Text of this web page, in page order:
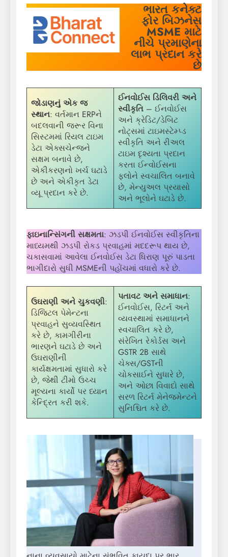
ભારત કનેક્ટ
ફોર બિઝનેસ
MSME માટે
નીચે પ્રમાણેના
લાભ પ્રદાન કરે
છે
જોડાણનું એક જ
સ્થાન: વર્તમાન ERPને
બદલવાની જરૂર વિના
સિસ્ટમમાં રિયલ ટાઇમ
ડેટા એક્સચેન્જને
સક્ષમ બનાવે છે,
એકીકરણનો ખર્ચ ઘટાડે
છે અને એકીકૃત ડેટા
વ્યૂ પ્રદાન કરે છે.
ઈનવોઈસ ડિલિવરી અને
સ્વીકૃતિ – ઈનવોઈસ
અને ક્રેડિટ/ડેબિટ
નોટ્સમાં ટાઇમસ્ટેમ્પ્ડ
સ્વીકૃતિ અને રીઅલ
ટાઇમ દૃશ્યતા પ્રદાન
કરતા ઈન્વોઈસના
ફ્લોને સ્વચાલિત બનાવે
છે, મેન્યુઅલ પ્રયાસો
અને ભૂલોને ઘટાડે છે.
ફાઇનાન્સિંગની સક્ષમતા: ઝડપી ઈનવોઈસ સ્વીકૃતિના
માધ્યમથી ઝડપી રોકડ પ્રવાહમાં મદદરૂપ થાય છે,
ચકાસવામાં આવેલા ઈનવોઈસ ડેટા ધિરાણ પૂરું પાડતા
ભાગીદારો સુધી MSMEની પહોંચમાં વધારો કરે છે.
ઉઘરાણી અને ચુકવણી:
ડિજિટલ પેમેન્ટના
પ્રવાહને સુવ્યવસ્થિત
કરે છે, કામગીરીના
ભારણને ઘટાડે છે અને
ઉઘરાણીની
કાર્યક્ષમતામાં સુધારો કરે
છે, જેથી ટીમો ઉચ્ચ
મૂલ્યના કાર્યો પર ધ્યાન
કેન્દ્રિત કરી શકે.
પતાવટ અને સમાધાન:
ઈનવોઈસ, રિટર્ન અને
વ્યવસ્થામાં સમાધાનને
સ્વચાલિત કરે છે,
સંરેખિત રેકોર્ડસ અને
GSTR 2B સાથે
ચેક્સ/GSTની
ચોકસાઈને સુધારે છે,
અને ઓછા વિવાદો સાથે
સરળ રિટર્ન મેનેજમેન્ટને
સુનિશ્ચિત કરે છે.